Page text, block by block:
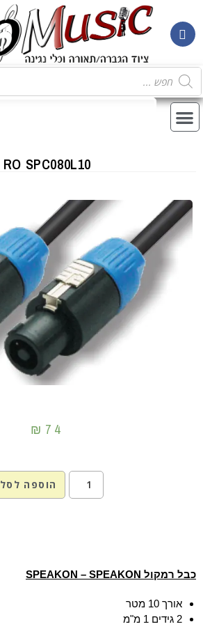
RO SPC080L10
₪ 74
הוספה לסל
כבל רמקול SPEAKON – SPEAKON
אורך 10 מטר
2 גידים 1 מ"מ